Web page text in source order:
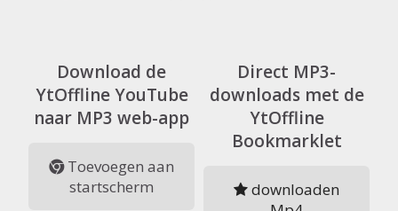
Download de
YtOffline YouTube
naar MP3 web-app
Toevoegen aan
startscherm
Direct MP3-
downloads met de
YtOffline
Bookmarklet
downloaden